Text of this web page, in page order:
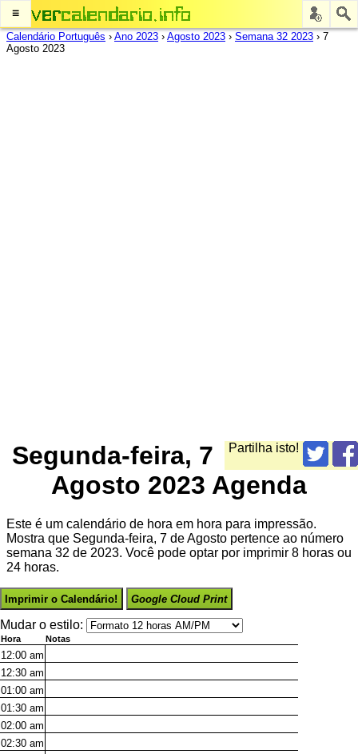
≡
Calendário Português › Ano 2023 › Agosto 2023 › Semana 32 2023 › 7
Agosto 2023
Partilha isto!
Segunda-feira, 7
Agosto 2023 Agenda
Este é um calendário de hora em hora para impressão.
Mostra que Segunda-feira, 7 de Agosto pertence ao número
semana 32 de 2023. Você pode optar por imprimir 8 horas ou
24 horas.
Imprimir o Calendário! Google Cloud Print
Mudar o estilo:
Hora Notas
12:00 am
12:30 am
01:00 am
01:30 am
02:00 am
02:30 am